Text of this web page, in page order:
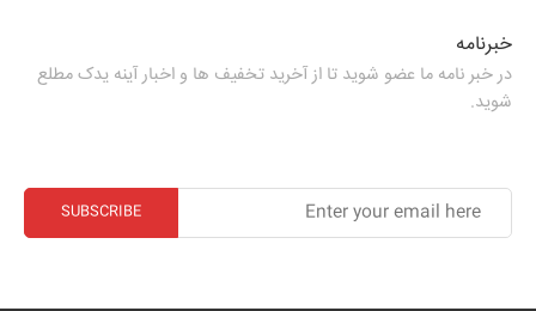
خبرنامه
در خبر نامه ما عضو شوید تا از آخرید تخفیف ها و اخبار آینه یدک مطلع
شوید.